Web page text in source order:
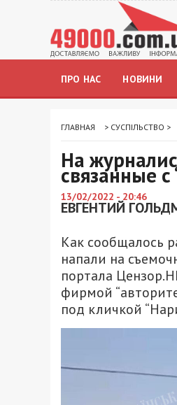
ПРО НАС НОВИНИ
ГЛАВНАЯ > СУСПІЛЬСТВО >
На
связанные
13/02/2022 - 20:46
ЕВГЕНТИЙ
Как сообщалось
напали на
портала
фирмой
под кличкой